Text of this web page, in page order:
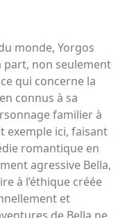
monde, Yorgos
part, non seulement
qui concerne la
connus à sa
familier à
exemple ici, faisant
romantique en
agressive Bella,
à l’éthique créée
et
de Bella ne